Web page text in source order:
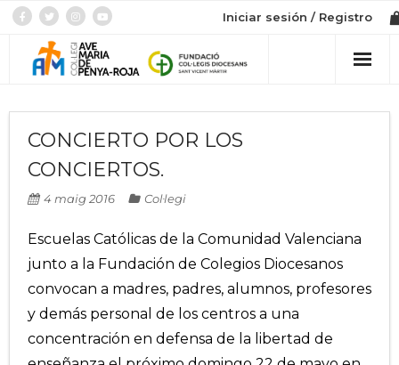
Iniciar sesión / Registro
Admissió
Etapes
Botiga
CONCIERTO POR LOS
CONCIERTOS.
4 maig 2016 Col·legi
Escuelas Católicas de la Comunidad Valenciana
junto a la Fundación de Colegios Diocesanos
convocan a madres, padres, alumnos, profesores
y demás personal de los centros a una
concentración en defensa de la libertad de